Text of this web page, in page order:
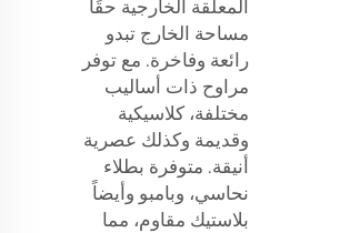
المعلقة الخارجية حقًا
مساحة الخارج تبدو
رائعة وفاخرة. مع توفر
مراوح ذات أساليب
مختلفة، كلاسيكية
وقديمة وكذلك عصرية
أنيقة. متوفرة بطلاء
نحاسي، وبامبو وأيضاً
بلاستيك مقاوم، مما